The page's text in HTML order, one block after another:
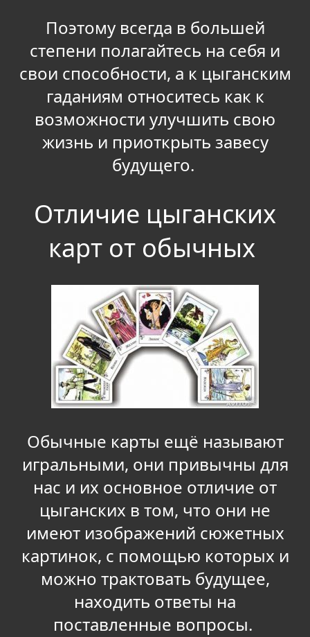
Поэтому всегда в большей
степени полагайтесь на себя и
свои способности, а к цыганским
гаданиям относитесь как к
возможности улучшить свою
жизнь и приоткрыть завесу
будущего.
Отличие цыганских
карт от обычных
Обычные карты ещё называют
игральными, они привычны для
нас и их основное отличие от
цыганских в том, что они не
имеют изображений сюжетных
картинок, с помощью которых и
можно трактовать будущее,
находить ответы на
поставленные вопросы.